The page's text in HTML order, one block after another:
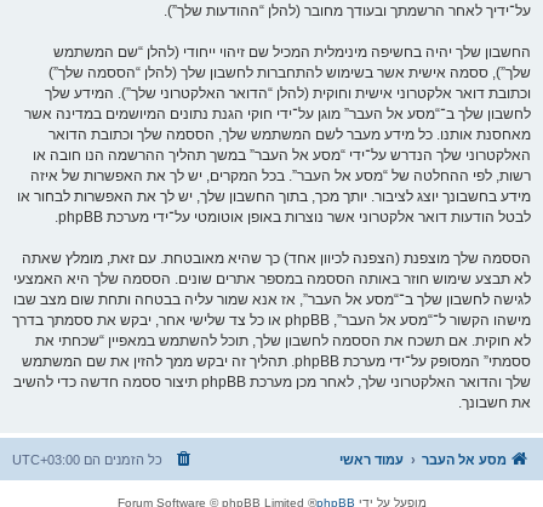
על־ידיך לאחר הרשמתך ובעודך מחובר (להלן “ההודעות שלך”).
החשבון שלך יהיה בחשיפה מינימלית המכיל שם זיהוי ייחודי (להלן “שם המשתמש
שלך”), ססמה אישית אשר בשימוש להתחברות לחשבון שלך (להלן “הססמה שלך”)
וכתובת דואר אלקטרוני אישית וחוקית (להלן “הדואר האלקטרוני שלך”). המידע שלך
לחשבון שלך ב־“מסע אל העבר” מוגן על־ידי חוקי הגנת נתונים המיושמים במדינה אשר
מאחסנת אותנו. כל מידע מעבר לשם המשתמש שלך, הססמה שלך וכתובת הדואר
האלקטרוני שלך הנדרש על־ידי “מסע אל העבר” במשך תהליך ההרשמה הנו חובה או
רשות, לפי ההחלטה של “מסע אל העבר”. בכל המקרים, יש לך את האפשרות של איזה
מידע בחשבונך יוצג לציבור. יותך מכך, בתוך החשבון שלך, יש לך את האפשרות לבחור או
לבטל הודעות דואר אלקטרוני אשר נוצרות באופן אוטומטי על־ידי מערכת phpBB.
הססמה שלך מוצפנת (הצפנה לכיוון אחד) כך שהיא מאובטחת. עם זאת, מומלץ שאתה
לא תבצע שימוש חוזר באותה הססמה במספר אתרים שונים. הססמה שלך היא האמצעי
לגישה לחשבון שלך ב־“מסע אל העבר”, אז אנא שמור עליה בבטחה ותחת שום מצב שבו
מישהו הקשור ל־“מסע אל העבר”, phpBB או כל צד שלישי אחר, יבקש את ססמתך בדרך
לא חוקית. אם תשכח את הססמה לחשבון שלך, תוכל להשתמש במאפיין “שכחתי את
ססמתי” המסופק על־ידי מערכת phpBB. תהליך זה יבקש ממך להזין את שם המשתמש
שלך והדואר האלקטרוני שלך, לאחר מכן מערכת phpBB תיצור ססמה חדשה כדי להשיב
את חשבונך.
מסע אל העבר עמוד ראשי כל הזמנים הם UTC+03:00
מופעל על ידי phpBB
® Forum Software © phpBB Limited